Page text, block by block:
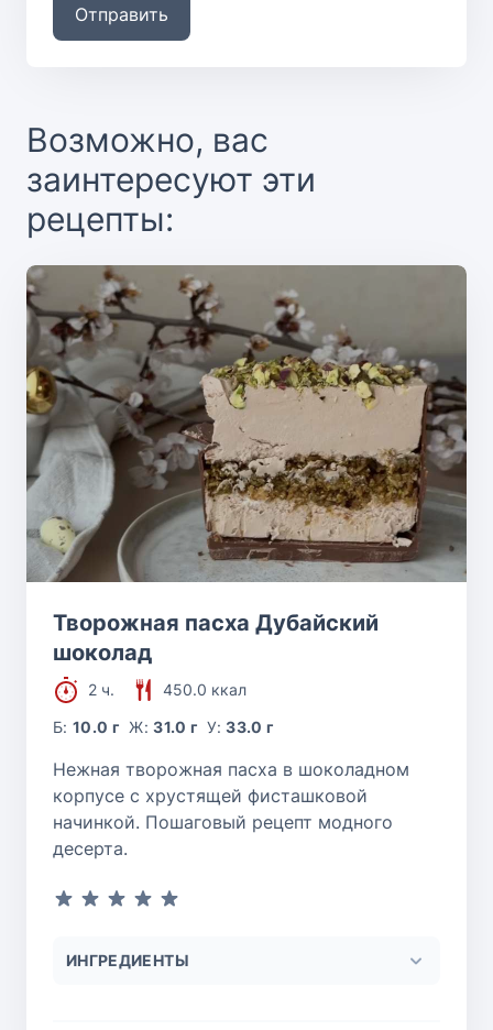
Отправить
Возможно, вас
заинтересуют эти
рецепты:
Творожная пасха Дубайский
шоколад
2 ч.
450.0 ккал
Б:10.0 г Ж:31.0 г У:33.0 г
Нежная творожная пасха в шоколадном
корпусе с хрустящей фисташковой
начинкой. Пошаговый рецепт модного
десерта.
ИНГРЕДИЕНТЫ